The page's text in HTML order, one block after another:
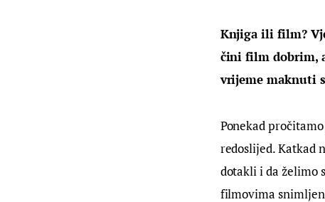
Knjiga ili film?
čini film dobrim,
vrijeme maknuti
Ponekad
redoslijed. Katkad
dotakli i da želimo
filmovima